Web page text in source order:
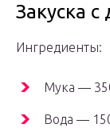
Закуска
Ингредиенты:
Мука —
Вода —